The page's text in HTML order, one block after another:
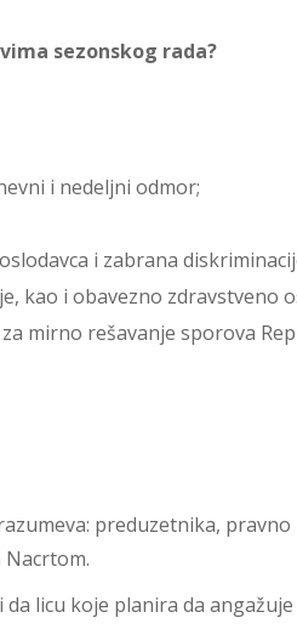
sezonskog rada?
i nedeljni odmor;
i zabrana
kao i obavezno zdravstveno
mirno rešavanje sporova
preduzetnika,
licu koje planira da